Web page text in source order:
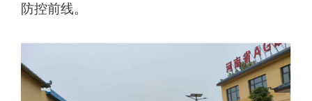
防控前线。